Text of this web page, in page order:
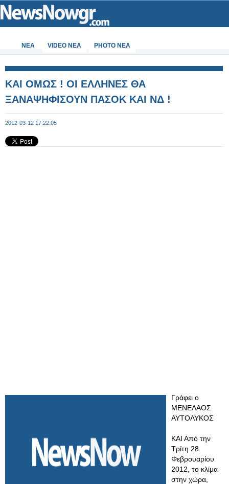
ΝΕΑ VIDEO NEA PHOTO NEA
ΚΑΙ ΟΜΩΣ ! ΟΙ ΕΛΛΗΝΕΣ ΘΑ
ΞΑΝΑΨΗΦΙΣΟΥΝ ΠΑΣΟΚ ΚΑΙ ΝΔ !
2012-03-12 17:22:05
Γράφει ο
ΜΕΝΕΛΑΟΣ
ΑΥΤΟΛΥΚΟΣ
ΚΑΙ Από την
Τρίτη 28
Φεβρουαρίου
2012, το κλίμα
στην χώρα,